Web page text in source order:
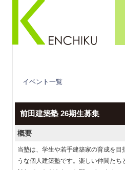
イベント一覧
前田建築塾 26期生募集
概要
当塾は、学生や若手建築家の育成を目
うな個人建築塾です。楽しい仲間た